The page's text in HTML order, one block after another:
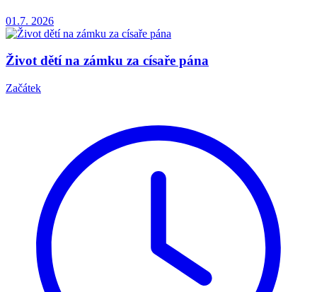
01.7. 2026
Život dětí na zámku za císaře pána
Začátek